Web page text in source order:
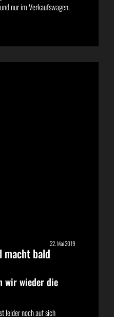
nur im Verkaufswagen.
22. Mai 2019
macht bald
wir wieder die
leider noch auf sich